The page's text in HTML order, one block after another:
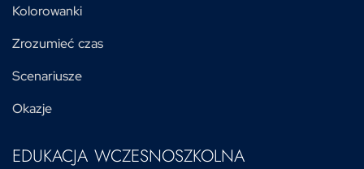
Kolorowanki
Zrozumieć czas
Scenariusze
Okazje
EDUKACJA WCZESNOSZKOLNA